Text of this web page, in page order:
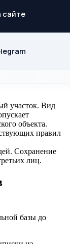
сайте
участок. Вид
объекта.
правил
Сохранение
лиц.
базы до